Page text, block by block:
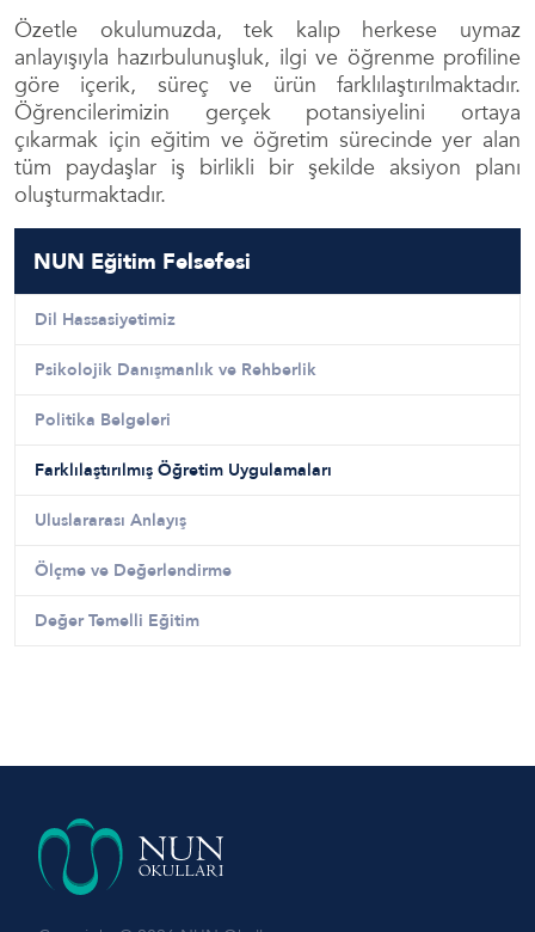
NUN Eğitim Felsefesi
Dil Hassasiyetimiz
Psikolojik Danışmanlık ve Rehberlik
Politika Belgeleri
Farklılaştırılmış Öğretim Uygulamaları
Uluslararası Anlayış
Ölçme ve Değerlendirme
Değer Temelli Eğitim
Özetle okulumuzda, tek kalıp herkese uymaz
anlayışıyla hazırbulunuşluk, ilgi ve öğrenme profiline
göre içerik, süreç ve ürün farklılaştırılmaktadır.
Öğrencilerimizin gerçek potansiyelini ortaya
çıkarmak için eğitim ve öğretim sürecinde yer alan
tüm paydaşlar iş birlikli bir şekilde aksiyon planı
oluşturmaktadır.